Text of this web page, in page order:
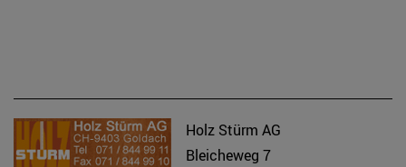
Holz Stürm AG
Bleicheweg 7